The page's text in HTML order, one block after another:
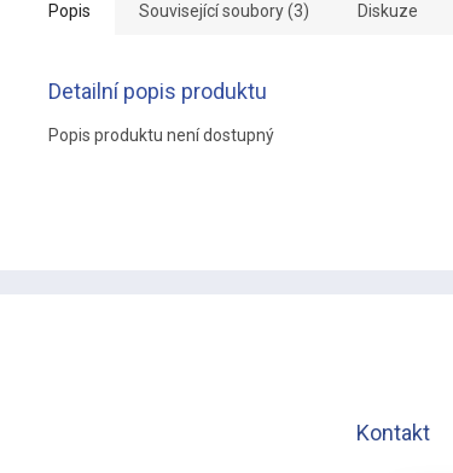
Popis Související soubory (3) Diskuze
Detailní popis produktu
Popis produktu není dostupný
Kontakt